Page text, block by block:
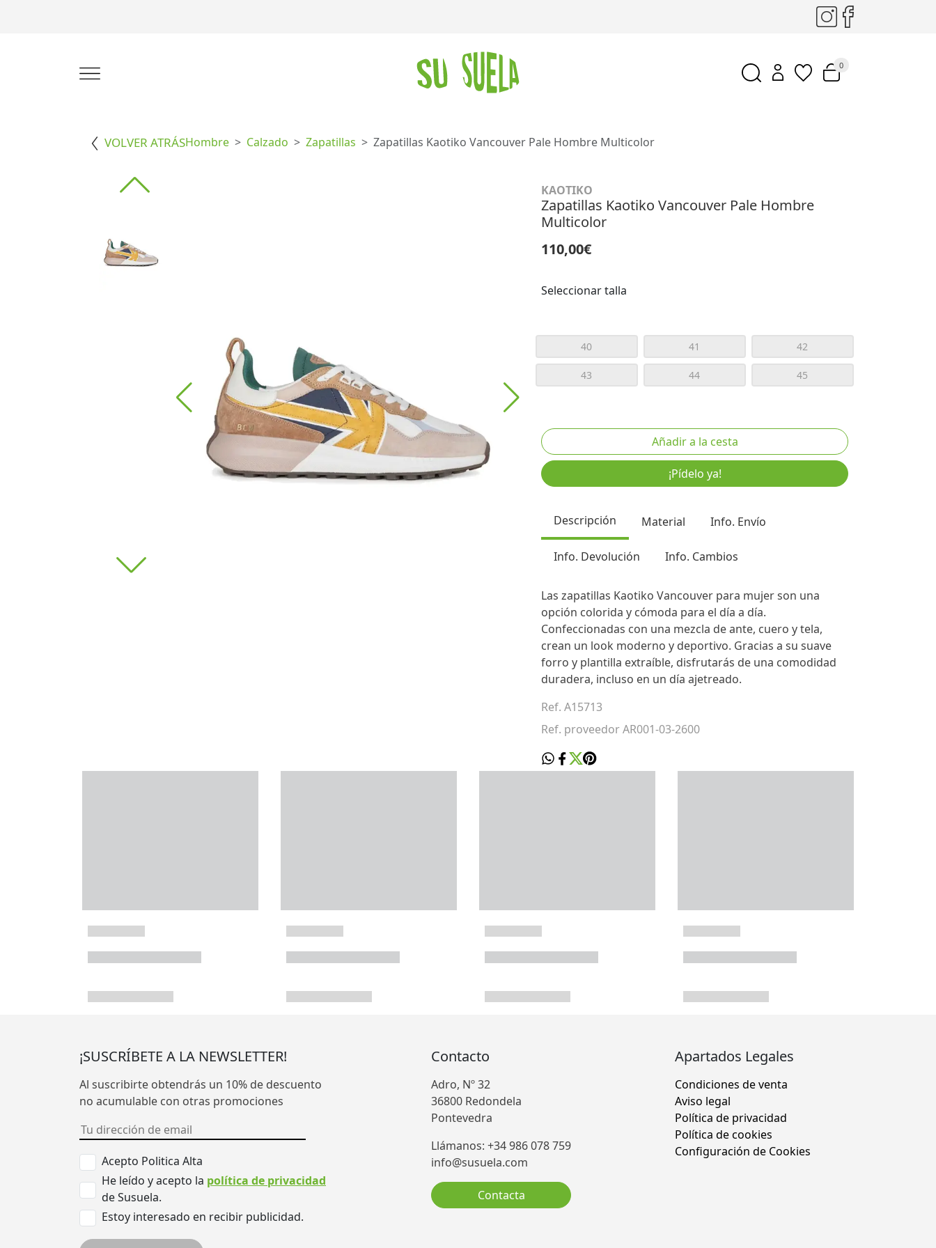
0
VOLVER ATRÁSHombre Calzado Zapatillas Zapatillas Kaotiko Vancouver Pale Hombre Multicolor
KAOTIKO
Zapatillas Kaotiko Vancouver Pale Hombre
Multicolor
110,00€
Seleccionar talla
40 41 42
43 44 45
¡Pídelo ya!
Descripción Material Info. Envío
Info. Devolución Info. Cambios
Las zapatillas Kaotiko Vancouver para mujer son una
opción colorida y cómoda para el día a día.
Confeccionadas con una mezcla de ante, cuero y tela,
crean un look moderno y deportivo. Gracias a su suave
forro y plantilla extraíble, disfrutarás de una comodidad
duradera, incluso en un día ajetreado.
Ref. A15713
Ref. proveedor AR001-03-2600
¡SUSCRÍBETE A LA NEWSLETTER!
Al suscribirte obtendrás un 10% de descuento
no acumulable con otras promociones
Acepto Politica Alta
He leído y acepto la política de privacidad
de Susuela.
Estoy interesado en recibir publicidad.
Contacto
Adro, Nº 32
36800 Redondela
Pontevedra
Llámanos: +34 986 078 759
info@susuela.com
Contacta
Apartados Legales
Condiciones de venta
Aviso legal
Política de privacidad
Política de cookies
Configuración de Cookies